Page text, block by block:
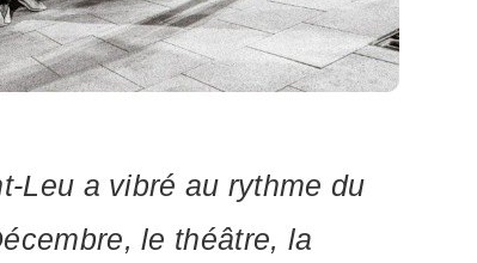
Leu a vibré au rythme du
le théâtre, la